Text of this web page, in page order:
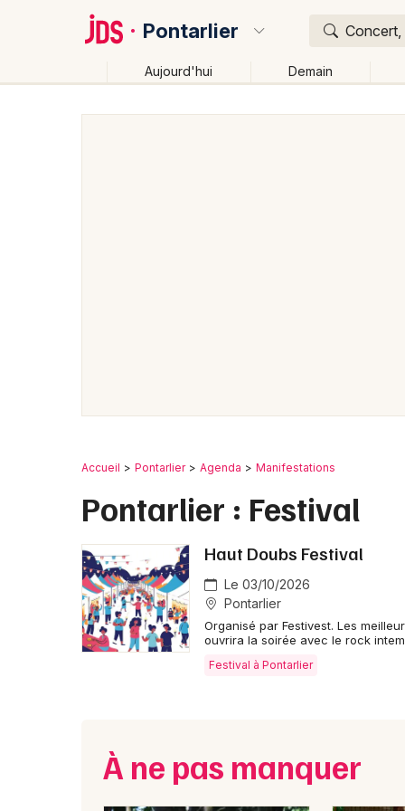
Pontarlier
Aujourd'hui Demain
Accueil Pontarlier Agenda Manifestations
Pontarlier : Festival
Haut Doubs Festival
Le 03/10/2026
Pontarlier
Organisé par Festivest. Les
ouvrira la soirée avec le rock
Festival à Pontarlier
À ne pas manquer